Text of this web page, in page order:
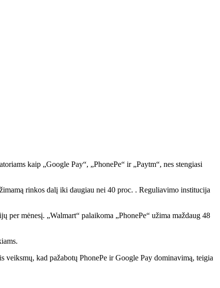
kaip „Google Pay“, „PhonePe“ ir „Paytm“, nes stengiasi
rinkos dalį iki daugiau nei 40 proc. . Reguliavimo institucija
mėnesį. „Walmart“ palaikoma „PhonePe“ užima maždaug 48
kad pažabotų PhonePe ir Google Pay dominavimą, teigia